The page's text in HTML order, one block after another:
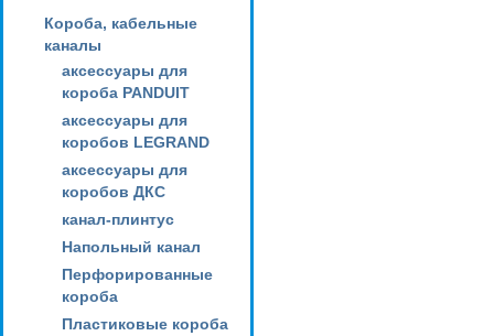
Короба, кабельные
каналы
аксессуары для
короба PANDUIT
аксессуары для
коробов LEGRAND
аксессуары для
коробов ДКС
канал-плинтус
Напольный канал
Перфорированные
короба
Пластиковые короба